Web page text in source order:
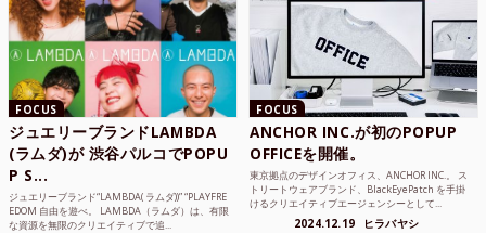
FOCUS
ジュエリーブランドLAMBDA
(ラムダ)が 渋谷パルコでPOPU
P S...
ジュエリーブランド“LAMBDA( ラムダ))” “PLAYFRE
EDOM 自由を遊べ。 LAMBDA（ラムダ）は、有限
な資源を無限のクリエイティブで追...
FOCUS
ANCHOR INC.が初のPOPUP
OFFICEを開催。
東京拠点のデザインオフィス、ANCHOR INC.。 ス
トリートウェアブランド、BlackEyePatch を手掛
けるクリエイティブエージェンシーとして...
2024.12.19 ヒラバヤシ